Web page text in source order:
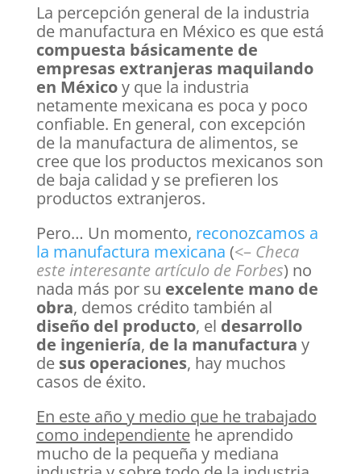
La percepción general de la industria
de manufactura en México es que está
compuesta básicamente de
empresas extranjeras maquilando
en Méxicoy que la industria
netamente mexicana es poca y poco
confiable. En general, con excepción
de la manufactura de alimentos, se
cree que los productos mexicanos son
de baja calidad y se prefieren los
productos extranjeros.
Pero… Un momento, reconozcamos a
la manufactura mexicana (<– Checa
este interesante artículo de Forbes) no
nada más por su excelente mano de
obra, demos crédito también al
diseño del producto, el desarrollo
de ingeniería, de la manufactura y
desus operaciones, hay muchos
casos de éxito.
En este año y medio que he trabajado
como independientehe aprendido
mucho de la pequeña y mediana